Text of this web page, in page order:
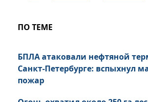
ПО ТЕМЕ
БПЛА атаковали нефтяной
Санкт-Петербурге: вспыхнул
пожар